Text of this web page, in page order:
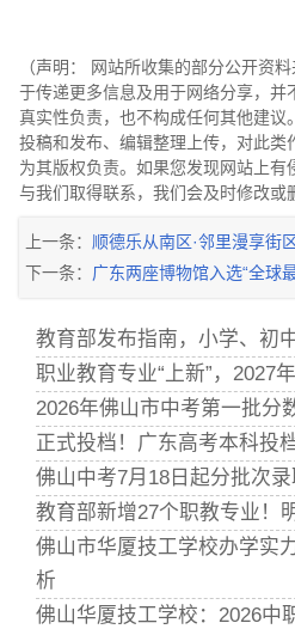
（声明： 网站所收集的部分公开资
于传递更多信息及用于网络分享，并
真实性负责，也不构成任何其他建议
投稿和发布、编辑整理上传，对此类
为其版权负责。如果您发现网站上
与我们取得联系，我们会及时修改或
上一条： 顺德乐从南区·邻里漫享街
下一条： 广东两座博物馆入选“全球
教育部发布指南，小学、初
职业教育专业“上新”，2027
2026年佛山市中考第一批分
正式投档！广东高考本科投
佛山中考7月18日起分批次
教育部新增27个职教专业！
佛山市华厦技工学校办学实
析
佛山华厦技工学校：2026中